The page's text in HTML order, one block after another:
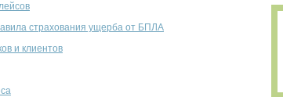
страхования ущерба от БПЛА
и клиентов